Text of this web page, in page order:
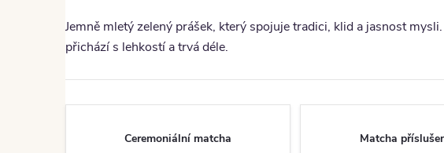
Jemně mletý zelený prášek, který spojuje tradici, klid a jasnost
přichází s lehkostí a trvá déle.
Ceremoniální matcha Matcha